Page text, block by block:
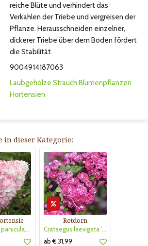
reiche Blüte und verhindert das
Verkahlen der Triebe und vergreisen der
Pflanze. Herausschneiden einzelner,
dickerer Triebe über dem Boden fördert
die Stabilität.
9004914187063
Laubgehölze Strauch Blumenpflanzen
Hortensien
dieser Kategorie:
Hydrangea paniculata 'Vanille Fraise'
Rotdorn
Crataegus laevigata 'Pauls Scarlet'
ab € 31,99